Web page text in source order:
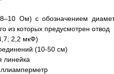
Ом) с обозначением
из которых предусмотрен отвод
2,2 мкФ)
(10-50 см)
линейка